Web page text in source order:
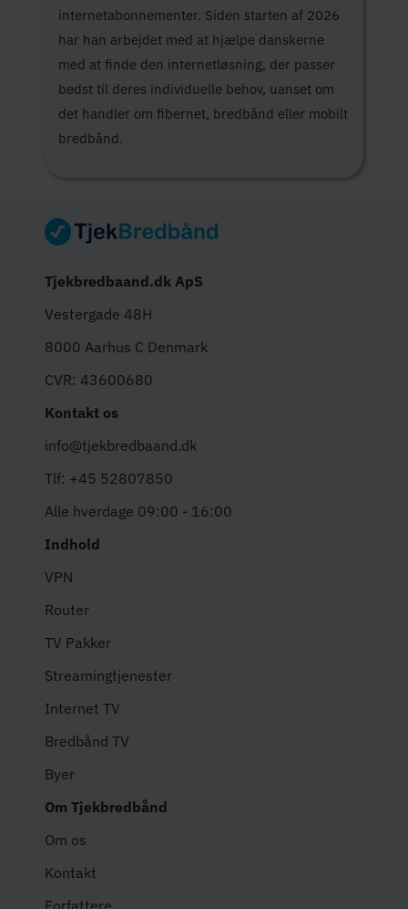
internetabonnementer. Siden starten af 2026
har han arbejdet med at hjælpe danskerne
med at finde den internetløsning, der passer
bedst til deres individuelle behov, uanset om
det handler om fibernet, bredbånd eller mobilt
bredbånd.
Tjekbredbaand.dk ApS
Vestergade 48H
8000 Aarhus C Denmark
CVR: 43600680
Kontakt os
info@tjekbredbaand.dk
Tlf: +45 52807850
Alle hverdage 09:00 - 16:00
Indhold
VPN
Router
TV Pakker
Streamingtjenester
Internet TV
Bredbånd TV
Byer
Om Tjekbredbånd
Om os
Kontakt
Forfattere